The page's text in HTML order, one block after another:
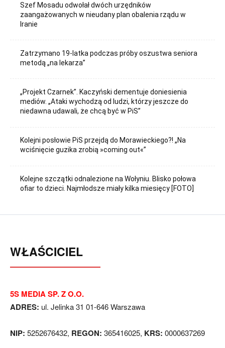
Szef Mosadu odwołał dwóch urzędników
zaangażowanych w nieudany plan obalenia rządu w
Iranie
Zatrzymano 19-latka podczas próby oszustwa seniora
metodą „na lekarza”
„Projekt Czarnek”. Kaczyński dementuje doniesienia
mediów. „Ataki wychodzą od ludzi, którzy jeszcze do
niedawna udawali, że chcą być w PiS”
Kolejni posłowie PiS przejdą do Morawieckiego?! „Na
wciśnięcie guzika zrobią »coming out«”
Kolejne szczątki odnalezione na Wołyniu. Blisko połowa
ofiar to dzieci. Najmłodsze miały kilka miesięcy [FOTO]
WŁAŚCICIEL
5S MEDIA SP. Z O.O.
ADRES: ul. Jelinka 31 01-646 Warszawa
NIP: 5252676432, REGON: 365416025, KRS: 0000637269